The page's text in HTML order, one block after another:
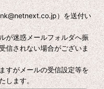
）を送付い
が迷惑メールフォルダへ振
信されない場合がございま
すがメールの受信設定等を
します。